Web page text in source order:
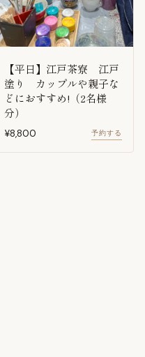
【平日】江戸茶寮 江戸
塗り カップルや親子な
どにおすすめ!（2名様
分）
¥8,800 予約する